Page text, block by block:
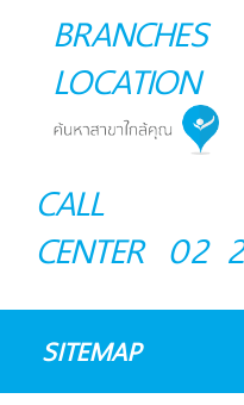
BRANCHES
LOCATION
CALL
CENTER 02
SITEMAP